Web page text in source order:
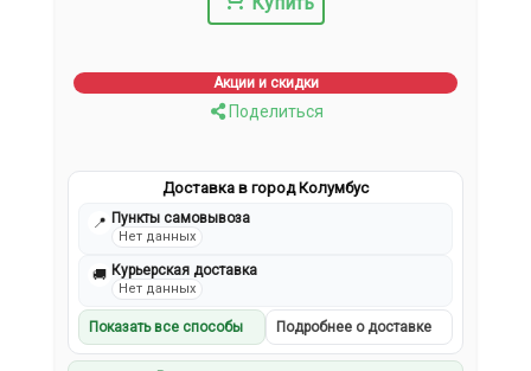
Акции и скидки
Поделиться
Доставка в город Колумбус
📍 Пункты самовывоза
Нет данных
🚚 Курьерская доставка
Нет данных
Показать все способы Подробнее о доставке